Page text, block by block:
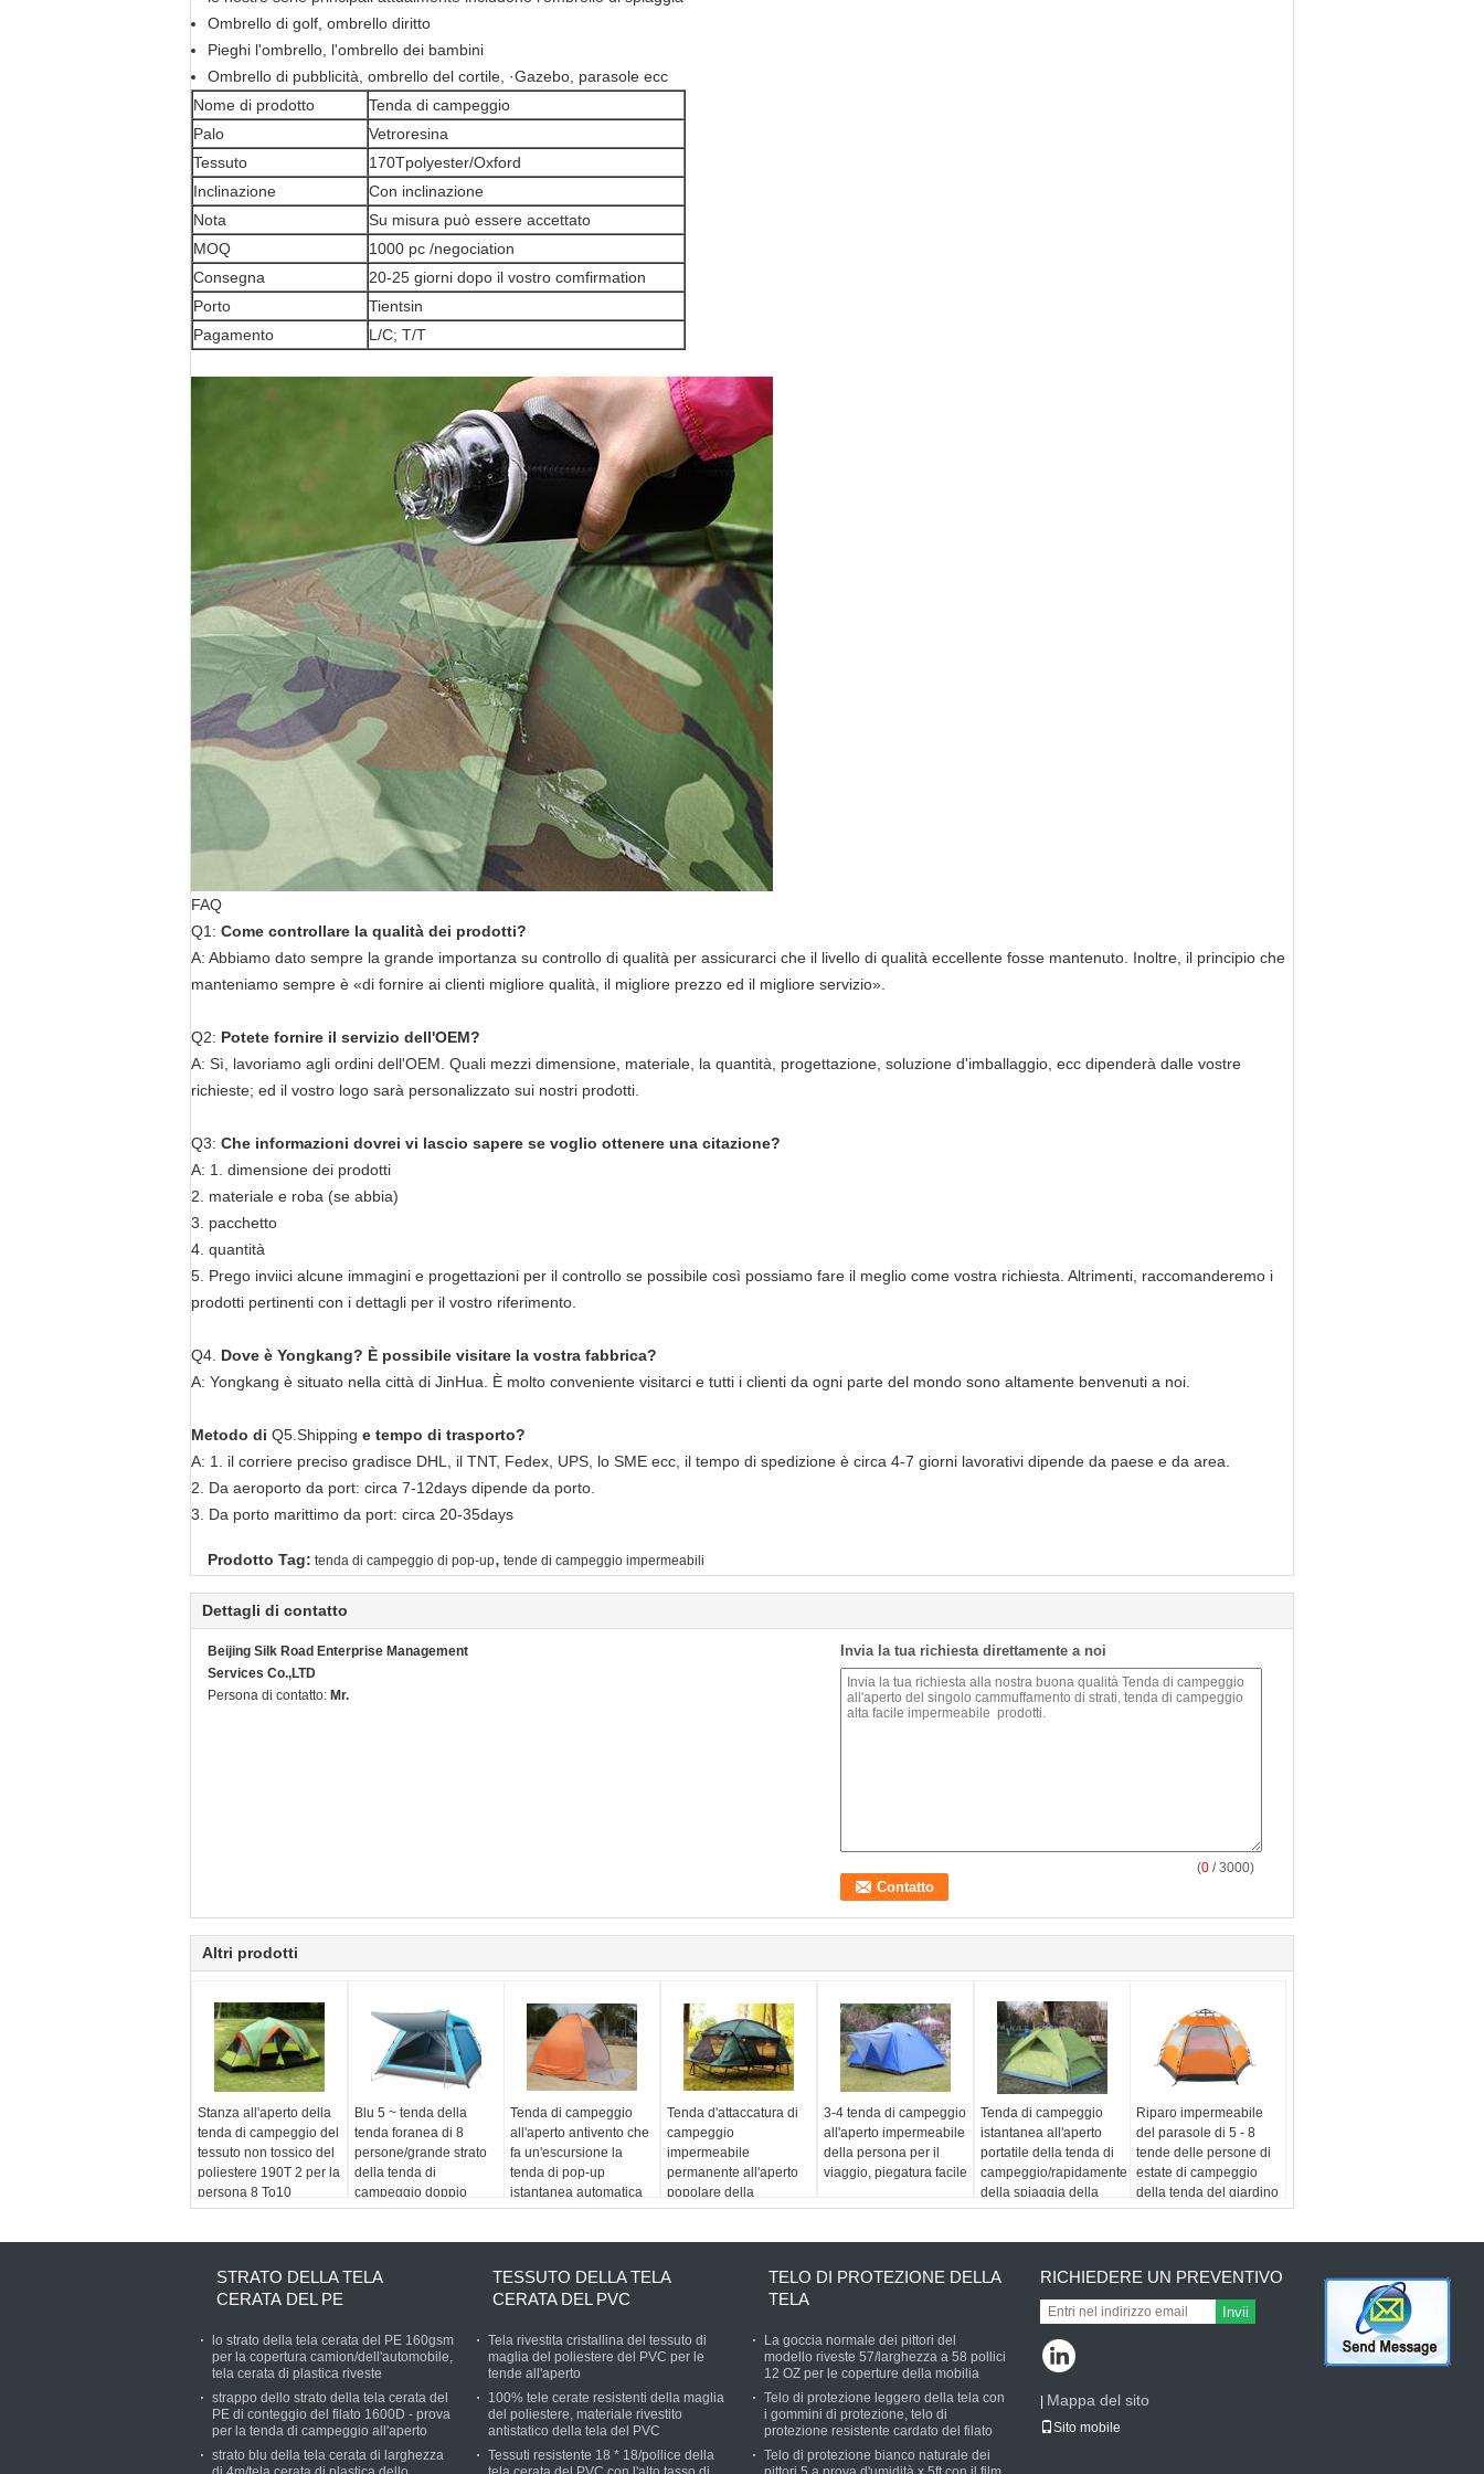
Ombrello di golf, ombrello diritto
Pieghi l'ombrello, l'ombrello dei bambini
Ombrello di pubblicità, ombrello del cortile, ·Gazebo, parasole ecc
Nome di prodotto
Tenda di campeggio
Palo
Vetroresina
Tessuto
170Tpolyester/Oxford
Inclinazione
Con inclinazione
Nota
Su misura può essere accettato
MOQ
1000 pc /negociation
Consegna
20-25 giorni dopo il vostro comfirmation
Porto
Tientsin
Pagamento
L/C; T/T
FAQ
Q1: Come controllare la qualità dei prodotti?
A: Abbiamo dato sempre la grande importanza su controllo di qualità per assicurarci che il livello di qualità eccellente fosse mantenuto. Inoltre, il principio che
manteniamo sempre è «di fornire ai clienti migliore qualità, il migliore prezzo ed il migliore servizio».
Q2: Potete fornire il servizio dell'OEM?
A: Sì, lavoriamo agli ordini dell'OEM. Quali mezzi dimensione, materiale, la quantità, progettazione, soluzione d'imballaggio, ecc dipenderà dalle vostre
richieste; ed il vostro logo sarà personalizzato sui nostri prodotti.
Q3: Che informazioni dovrei vi lascio sapere se voglio ottenere una citazione?
A: 1. dimensione dei prodotti
2. materiale e roba (se abbia)
3. pacchetto
4. quantità
5. Prego inviici alcune immagini e progettazioni per il controllo se possibile così possiamo fare il meglio come vostra richiesta. Altrimenti, raccomanderemo i
prodotti pertinenti con i dettagli per il vostro riferimento.
Q4. Dove è Yongkang? È possibile visitare la vostra fabbrica?
A: Yongkang è situato nella città di JinHua. È molto conveniente visitarci e tutti i clienti da ogni parte del mondo sono altamente benvenuti a noi.
Metodo di Q5.Shipping e tempo di trasporto?
A: 1. il corriere preciso gradisce DHL, il TNT, Fedex, UPS, lo SME ecc, il tempo di spedizione è circa 4-7 giorni lavorativi dipende da paese e da area.
2. Da aeroporto da port: circa 7-12days dipende da porto.
3. Da porto marittimo da port: circa 20-35days
Prodotto Tag: tenda di campeggio di pop-up, tende di campeggio impermeabili
Dettagli di contatto
Beijing Silk Road Enterprise Management
Services Co.,LTD
Persona di contatto: Mr.
Invia la tua richiesta direttamente a noi
(0 / 3000)
Altri prodotti
Stanza all'aperto della
tenda di campeggio del
tessuto non tossico del
poliestere 190T 2 per la
persona 8 To10
Blu 5 ~ tenda della
tenda foranea di 8
persone/grande strato
della tenda di
campeggio doppio
Tenda di campeggio
all'aperto antivento che
fa un'escursione la
tenda di pop-up
istantanea automatica
di 3 persone
Tenda d'attaccatura di
campeggio
impermeabile
permanente all'aperto
popolare della
metropolitana della
3-4 tenda di campeggio
all'aperto impermeabile
della persona per il
viaggio, piegatura facile
Tenda di campeggio
istantanea all'aperto
portatile della tenda di
campeggio/rapidamente
della spiaggia della
cabina di pop-up
Riparo impermeabile
del parasole di 5 - 8
tende delle persone di
estate di campeggio
della tenda del giardino
di pesca di picnic
STRATO DELLA TELA
CERATA DEL PE
lo strato della tela cerata del PE 160gsm
per la copertura camion/dell'automobile,
tela cerata di plastica riveste
strappo dello strato della tela cerata del
PE di conteggio del filato 1600D - prova
per la tenda di campeggio all'aperto
strato blu della tela cerata di larghezza
TESSUTO DELLA TELA
CERATA DEL PVC
Tela rivestita cristallina del tessuto di
maglia del poliestere del PVC per le
tende all'aperto
100% tele cerate resistenti della maglia
del poliestere, materiale rivestito
antistatico della tela del PVC
Tessuti resistente 18 * 18/pollice della
TELO DI PROTEZIONE DELLA
TELA
La goccia normale dei pittori del
modello riveste 57/larghezza a 58 pollici
12 OZ per le coperture della mobilia
Telo di protezione leggero della tela con
i gommini di protezione, telo di
protezione resistente cardato del filato
Telo di protezione bianco naturale dei
RICHIEDERE UN PREVENTIVO
Invii
Mappa del sito
Sito mobile